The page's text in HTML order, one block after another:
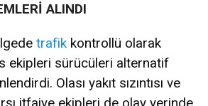
ALINDI
trafik kontrollü olarak
ekipleri sürücüleri alternatif
Olası yakıt sızıntısı ve